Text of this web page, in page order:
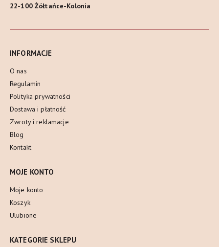
22-100 Żółtańce-Kolonia
INFORMACJE
O nas
Regulamin
Polityka prywatności
Dostawa i płatność
Zwroty i reklamacje
Blog
Kontakt
MOJE KONTO
Moje konto
Koszyk
Ulubione
KATEGORIE SKLEPU